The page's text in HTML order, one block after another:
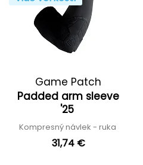
Game Patch
Padded arm sleeve
'25
Kompresný návlek - ruka
31,74 €